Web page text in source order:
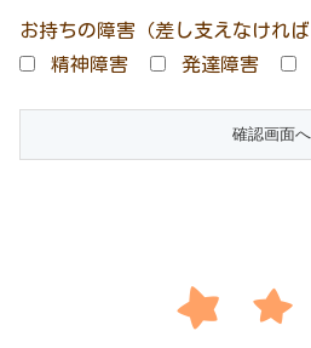
お持ちの障害（差し支えなければ
精神障害
発達障害